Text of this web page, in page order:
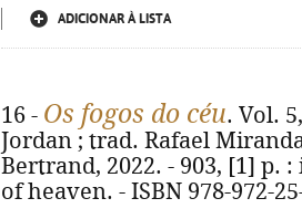
ADICIONAR À LISTA
16 - Os fogos do céu. Vol.
Jordan ; trad. Rafael
Bertrand, 2022. - 903, [1] p.
of heaven. - ISBN 978-972-